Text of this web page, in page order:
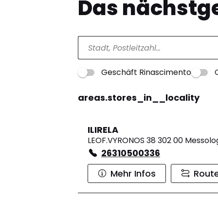
Das
Geschäft Rinascimento
areas.stores_in__locality
ILIRELA
LEOF.VYRONOS 38 302 00
26310500336
Mehr Infos